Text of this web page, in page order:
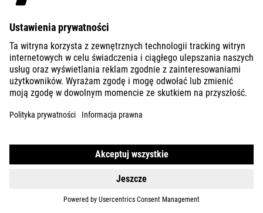
EXPLORE